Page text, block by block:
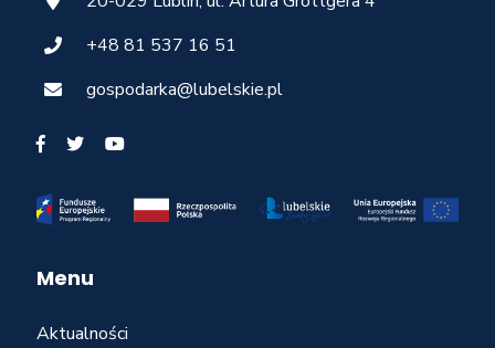
+48 81 537 16 51
gospodarka@lubelskie.pl
Menu
Aktualności